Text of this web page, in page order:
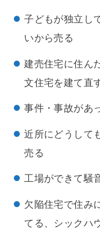
子どもが独立し
いから売る
建売住宅に住ん
文住宅を建て直
事件・事故があ
近所にどうして
売る
工場ができて騒
欠陥住宅で住み
てる、シックハ